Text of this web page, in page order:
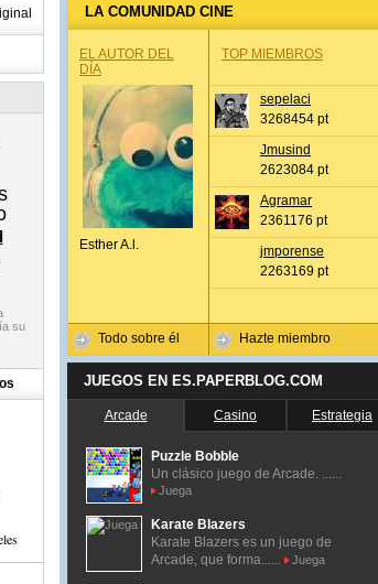
LA COMUNIDAD CINE
EL AUTOR DEL
DÍA
Esther A.l.
Todo sobre él
TOP MIEMBROS
sepelaci
3268454 pt
Jmusind
2623084 pt
Agramar
2361176 pt
jmporense
2263169 pt
Hazte miembro
JUEGOS EN ES.PAPERBLOG.COM
Arcade Casino Estrategia
Puzzle Bobble
Un clásico juego de Arcade. ......
Juega
Karate Blazers
Karate Blazers es un juego de
Arcade, que forma......
Juega